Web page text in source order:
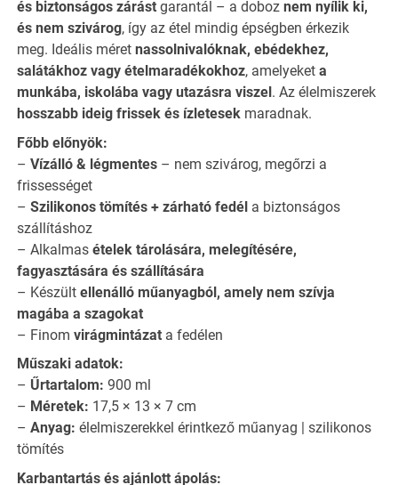
és biztonságos zárást garantál – a doboz nem nyílik ki,
és nem szivárog, így az étel mindig épségben érkezik
meg. Ideális méret nassolnivalóknak, ebédekhez,
salátákhoz vagy ételmaradékokhoz, amelyeket a
munkába, iskolába vagy utazásra viszel. Az élelmiszerek
hosszabb ideig frissek és ízletesek maradnak.
Főbb előnyök:
– Vízálló & légmentes – nem szivárog, megőrzi a
frissességet
– Szilikonos tömítés + zárható fedél a biztonságos
szállításhoz
– Alkalmas ételek tárolására, melegítésére,
fagyasztására és szállítására
– Készült ellenálló műanyagból, amely nem szívja
magába a szagokat
– Finom virágmintázat a fedélen
Műszaki adatok:
– Űrtartalom: 900 ml
– Méretek: 17,5 × 13 × 7 cm
– Anyag: élelmiszerekkel érintkező műanyag | szilikonos
tömítés
Karbantartás és ajánlott ápolás: